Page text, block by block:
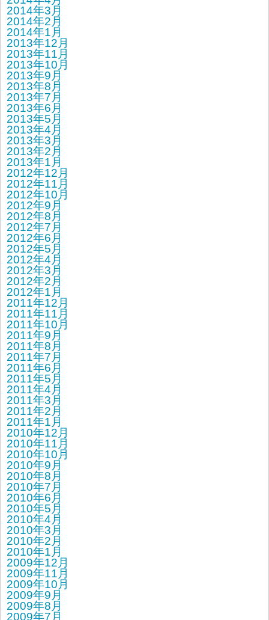
2014年3月
2014年2月
2014年1月
2013年12月
2013年11月
2013年10月
2013年9月
2013年8月
2013年7月
2013年6月
2013年5月
2013年4月
2013年3月
2013年2月
2013年1月
2012年12月
2012年11月
2012年10月
2012年9月
2012年8月
2012年7月
2012年6月
2012年5月
2012年4月
2012年3月
2012年2月
2012年1月
2011年12月
2011年11月
2011年10月
2011年9月
2011年8月
2011年7月
2011年6月
2011年5月
2011年4月
2011年3月
2011年2月
2011年1月
2010年12月
2010年11月
2010年10月
2010年9月
2010年8月
2010年7月
2010年6月
2010年5月
2010年4月
2010年3月
2010年2月
2010年1月
2009年12月
2009年11月
2009年10月
2009年9月
2009年8月
2009年7月